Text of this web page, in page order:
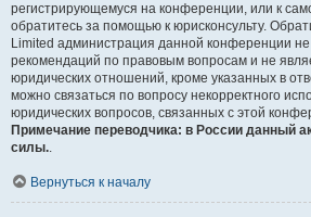
регистрирующемуся на конференции, или к
обратитесь за помощью к юрисконсульту.
Limited администрация данной конференции
рекомендаций по правовым вопросам и не
юридических отношений, кроме указанных в
можно связаться по вопросу некорректного
юридических вопросов, связанных с этой
Примечание переводчика: в России данный
силы..
Вернуться к началу